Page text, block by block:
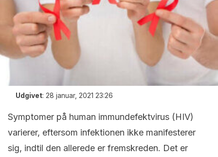
Udgivet: 28 januar, 2021 23:26
Symptomer på human immundefektvirus (HIV)
varierer, eftersom infektionen ikke manifesterer
sig, indtil den allerede er fremskreden. Det er